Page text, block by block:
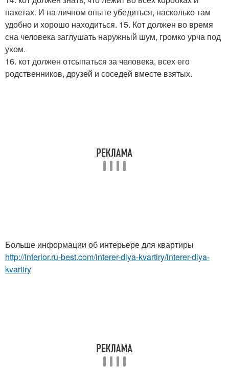
пакетах. И на личном опыте убедиться, насколько там
удобно и хорошо находиться. 15. Кот должен во время
сна человека заглушать наружный шум, громко урча под
ухом.
16. кот должен отсыпаться за человека, всех его
родственников, друзей и соседей вместе взятых.
Больше информации об интерьере для квартиры
http://interior.ru-best.com/interer-dlya-kvartiry/interer-dlya-
kvartiry